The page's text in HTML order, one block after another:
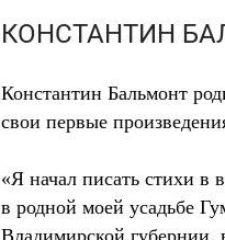
КОНСТАНТИН
Константин Бальмонт
свои первые
«Я начал писать стихи в
в родной моей усадьбе